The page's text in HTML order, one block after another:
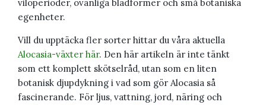
viloperioder, ovanliga bladformer och små botaniska
egenheter.
Vill du upptäcka fler sorter hittar du våra aktuella
Alocasia-växter här. Den här artikeln är inte tänkt
som ett komplett skötselråd, utan som en liten
botanisk djupdykning i vad som gör Alocasia så
fascinerande. För ljus, vattning, jord, näring och